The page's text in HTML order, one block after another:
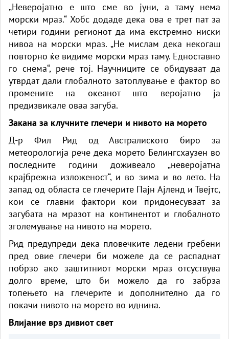
„Неверојатно е што сме во јуни, а таму нема
морски мраз.“ Хобс додаде дека ова е трет пат за
четири години регионот да има екстремно ниски
нивоа на морски мраз. „Не мислам дека некогаш
повторно ќе видиме морски мраз таму. Едноставно
го снема“, рече тој. Научниците се обидуваат да
утврдат дали глобалното затоплување е фактор во
промените на океанот што веројатно ја
предизвикале оваа загуба.
Закана за клучните глечери и нивото на морето
Д-р Фил Рид од Австралиското биро за
метеорологија рече дека морето Белингсхаузен во
последните години доживеало „неверојатна
крајбрежна изложеност“, и во зима и во лето. На
запад од областа се глечерите Пајн Ајленд и Твејтс,
кои се главни фактори кои придонесуваат за
загубата на мразот на континентот и глобалното
зголемување на нивото на морето.
Рид предупреди дека пловечките ледени гребени
пред овие глечери би можеле да се распаднат
побрзо ако заштитниот морски мраз отсуствува
долго време, што би можело да го забрза
топењето на глечерите и дополнително да го
покачи нивото на морето во иднина.
Влијание врз дивиот свет